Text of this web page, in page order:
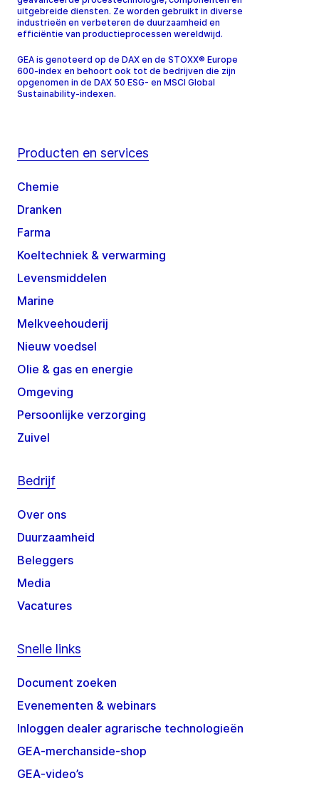
uitgebreide diensten. Ze worden gebruikt in diverse
industrieën en verbeteren de duurzaamheid en
efficiëntie van productieprocessen wereldwijd.
GEA is genoteerd op de DAX en de STOXX® Europe
600-index en behoort ook tot de bedrijven die zijn
opgenomen in de DAX 50 ESG- en MSCI Global
Sustainability-indexen.
Producten en services
Chemie
Dranken
Farma
Koeltechniek & verwarming
Levensmiddelen
Marine
Melkveehouderij
Nieuw voedsel
Olie & gas en energie
Omgeving
Persoonlijke verzorging
Zuivel
Bedrijf
Over ons
Duurzaamheid
Beleggers
Media
Vacatures
Snelle links
Document zoeken
Evenementen & webinars
Inloggen dealer agrarische technologieën
GEA-merchanside-shop
GEA-video’s